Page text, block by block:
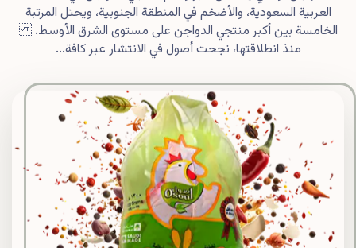
العربية السعودية، والأضخم في المنطقة الجنوبية، ويحتل المرتبة
الخامسة بين أكبر منتجي الدواجن على مستوى الشرق الأوسط.
منذ انطلاقتها، نجحت أصول في الانتشار عبر كافة...